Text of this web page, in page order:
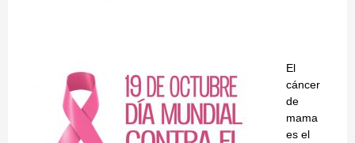
El
cáncer
de
mama
es el